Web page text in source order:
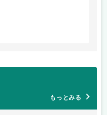
もっとみる